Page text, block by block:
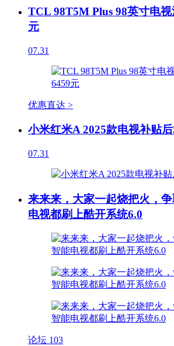
TCL 98T5M Plus 98英寸电
元
07.31
优惠直达 >
小米红米A 2025款电视补贴
07.31
来来来，大家一起烧把火，
电视都刷上酷开系统6.0
论坛 103